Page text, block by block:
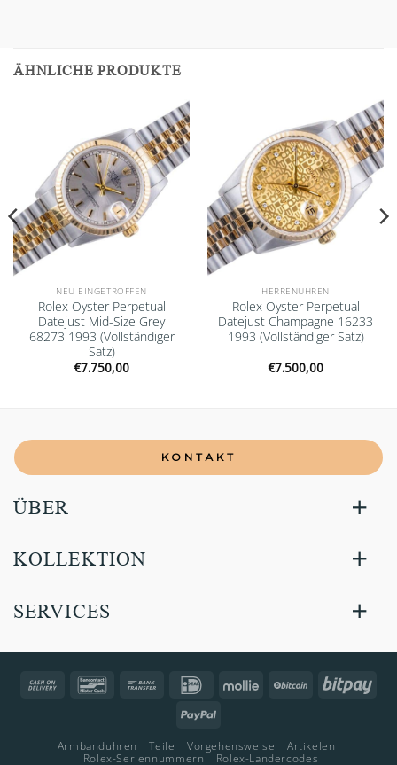
ÄHNLICHE PRODUKTE
Add to
wishlist
NEU EINGETROFFEN
Rolex Oyster Perpetual
Datejust Mid-Size Grey
68273 1993 (Vollständiger
Satz)
€7.750,00
Add to
wishlist
HERRENUHREN
Rolex Oyster Perpetual
Datejust Champagne 16233
1993 (Vollständiger Satz)
€7.500,00
KONTAKT
ÜBER
KOLLEKTION
SERVICES
Cash
Bancontact Bank
IDeal Mollie BitCoin
PayPal
Armbanduhren Teile Vorgehensweise
Artikelen
Rolex-Seriennummern
Rolex-Landercodes